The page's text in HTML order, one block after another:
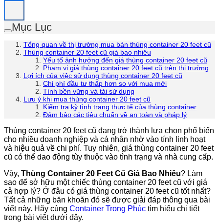
Mục Lục
Tổng quan về thị trường mua bán thùng container 20 feet cũ
Thùng container 20 feet cũ giá bao nhiêu
Yếu tố ảnh hưởng đến giá thùng container 20 feet cũ
Phạm vi giá thùng container 20 feet cũ trên thị trường
Lợi ích của việc sử dụng thùng container 20 feet cũ
Chi phí đầu tư thấp hơn so với mua mới
Tính bền vững và tái sử dụng
Lưu ý khi mua thùng container 20 feet cũ
Kiểm tra kỹ tình trạng thực tế của thùng container
Đảm bảo các tiêu chuẩn về an toàn và pháp lý
Thùng container 20 feet cũ đang trở thành lựa chọn phổ biến
cho nhiều doanh nghiệp và cá nhân nhờ vào tính linh hoạt
và hiệu quả về chi phí. Tuy nhiên, giá thùng container 20 feet
cũ có thể dao động tùy thuộc vào tình trạng và nhà cung cấp.
Vậy, Thùng Container 20 Feet Cũ Giá Bao Nhiêu? Làm
sao để sở hữu một chiếc thùng container 20 feet cũ với giá
cả hợp lý? Ở đâu có giá thùng container 20 feet cũ tốt nhất?
Tất cả những băn khoăn đó sẽ được giải đáp thông qua bài
viết này. Hãy cùng Container Trọng Phúc tìm hiểu chi tiết
trong bài viết dưới đây.